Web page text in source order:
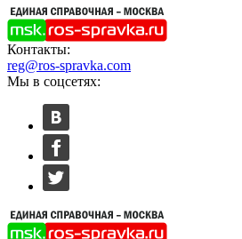
Контакты:
reg@ros-spravka.com
Мы в соцсетях: